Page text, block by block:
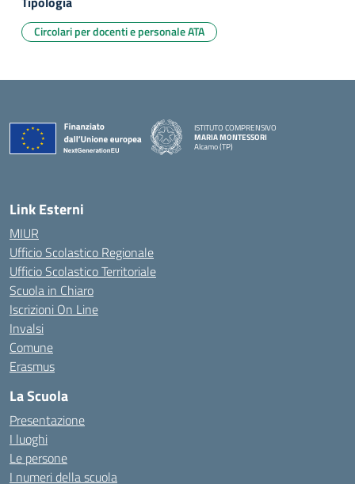
Circolari per docenti e personale ATA
ISTITUTO COMPRENSIVO
MARIA MONTESSORI
Alcamo (TP)
Link Esterni
MIUR
Ufficio Scolastico Regionale
Ufficio Scolastico Territoriale
Scuola in Chiaro
Iscrizioni On Line
Invalsi
Comune
Erasmus
La Scuola
Presentazione
I luoghi
Le persone
I numeri della scuola